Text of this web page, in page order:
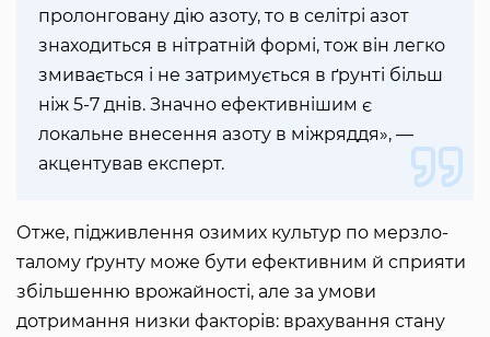
пролонговану дію азоту, то в селітрі азот
знаходиться в нітратній формі, тож він легко
змивається і не затримується в ґрунті більш
ніж 5-7 днів. Значно ефективнішим є
локальне внесення азоту в міжряддя», —
акцентував експерт.
Отже, підживлення озимих культур по мерзло-
талому ґрунту може бути ефективним й сприяти
збільшенню врожайності, але за умови
дотримання низки факторів: врахування стану